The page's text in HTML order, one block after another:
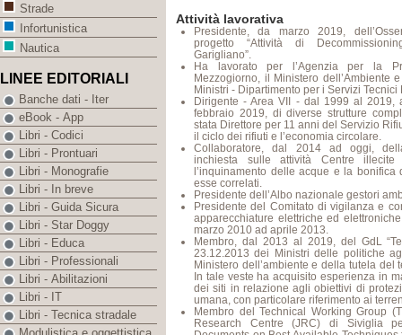
Attività lavorativa
Presidente, da marzo 2019,
progetto “Attività di
Garigliano”.
Ha lavorato per l’Agenzia per la
Mezzogiorno, il Ministero dell’Ambiente
Ministri - Dipartimento per i Servizi Tecnici
Dirigente - Area VII - dal 1999 al 2019,
febbraio 2019, di diverse strutture
stata Direttore per 11 anni del Servizio
il ciclo dei rifiuti e l’economia circolare.
Collaboratore, dal 2014 ad oggi,
inchiesta sulle attività Centre
l’inquinamento delle acque e la
esse correlati.
Presidente dell’Albo nazionale gestori
Presidente del Comitato di vigilanza e
apparecchiature elettriche ed
marzo 2010 ad aprile 2013.
Membro, dal 2013 al 2019, del GdL
23.12.2013 dei Ministri delle politiche
Ministero dell’ambiente e della tutela
In tale veste ha acquisito esperienza in
dei siti in relazione agli obiettivi di
umana, con particolare riferimento ai
Membro del Technical Working Group
Research Centre (JRC) di Siviglia
Strade
Infortunistica
Nautica
LINEE EDITORIALI
Banche dati - Iter
eBook - App
Libri - Codici
Libri - Prontuari
Libri - Monografie
Libri - In breve
Libri - Guida Sicura
Libri - Star Doggy
Libri - Educa
Libri - Professionali
Libri - Abilitazioni
Libri - IT
Libri - Tecnica stradale